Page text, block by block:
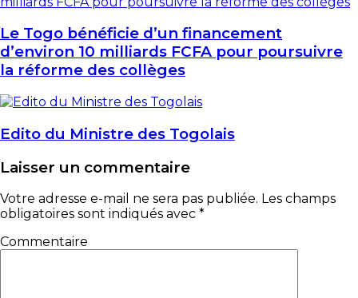
Le Togo bénéficie d’un financement
d’environ 10 milliards FCFA pour poursuivre
la réforme des collèges
Edito du Ministre des Togolais
Laisser un commentaire
Votre adresse e-mail ne sera pas publiée. Les champs
obligatoires sont indiqués avec *
Commentaire